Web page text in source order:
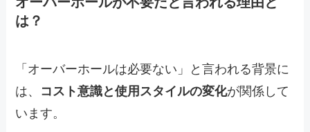
は？
「オーバーホールは必要ない」と言われる背景に
は、 コスト意識と使用スタイルの変化が関係して
います。